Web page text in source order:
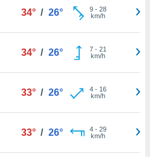
34° / 26° 9- 28
km/h
34° / 26° 7- 21
km/h
33° / 26° 4- 16
km/h
33° / 26° 4- 29
km/h